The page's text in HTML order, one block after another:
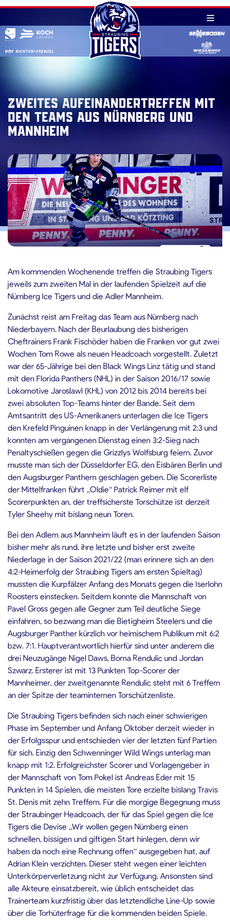
Skip
content
Zweites Aufeinandertreffen mit
den Teams aus Nürnberg und
Mannheim
Am kommenden Wochenende treffen die Straubing Tigers
jeweils zum zweiten Mal in der laufenden Spielzeit auf die
Nürnberg Ice Tigers und die Adler Mannheim.
Zunächst reist am Freitag das Team aus Nürnberg nach
Niederbayern. Nach der Beurlaubung des bisherigen
Cheftrainers Frank Fischöder haben die Franken vor gut zwei
Wochen Tom Rowe als neuen Headcoach vorgestellt. Zuletzt
war der 65-Jährige bei den Black Wings Linz tätig und stand
mit den Florida Panthers (NHL) in der Saison 2016/17 sowie
Lokomotive Jaroslawl (KHL) von 2012 bis 2014 bereits bei
zwei absoluten Top-Teams hinter der Bande. Seit dem
Amtsantritt des US-Amerikaners unterlagen die Ice Tigers
den Krefeld Pinguinen knapp in der Verlängerung mit 2:3 und
konnten am vergangenen Dienstag einen 3:2-Sieg nach
Penaltyschießen gegen die Grizzlys Wolfsburg feiern. Zuvor
musste man sich der Düsseldorfer EG, den Eisbären Berlin und
den Augsburger Panthern geschlagen geben. Die Scorerliste
der Mittelfranken führt „Oldie“ Patrick Reimer mit elf
Scorerpunkten an, der treffsicherste Torschütze ist derzeit
Tyler Sheehy mit bislang neun Toren.
Bei den Adlern aus Mannheim läuft es in der laufenden Saison
bisher mehr als rund, ihre letzte und bisher erst zweite
Niederlage in der Saison 2021/22 (man erinnere sich an den
4:2-Heimerfolg der Straubing Tigers am ersten Spieltag)
mussten die Kurpfälzer Anfang des Monats gegen die Iserlohn
Roosters einstecken. Seitdem konnte die Mannschaft von
Pavel Gross gegen alle Gegner zum Teil deutliche Siege
einfahren, so bezwang man die Bietigheim Steelers und die
Augsburger Panther kürzlich vor heimischem Publikum mit 6:2
bzw. 7:1. Hauptverantwortlich hierfür sind unter anderem die
drei Neuzugänge Nigel Daws, Borna Rendulic und Jordan
Szwarz. Ersterer ist mit 13 Punkten Top-Scorer der
Mannheimer, der zweitgenannte Rendulic steht mit 6 Treffern
an der Spitze der teaminternen Torschützenliste.
Die Straubing Tigers befinden sich nach einer schwierigen
Phase im September und Anfang Oktober derzeit wieder in
der Erfolgsspur und entschieden vier der letzten fünf Partien
für sich. Einzig den Schwenninger Wild Wings unterlag man
knapp mit 1:2. Erfolgreichster Scorer und Vorlagengeber in
der Mannschaft von Tom Pokel ist Andreas Eder mit 15
Punkten in 14 Spielen, die meisten Tore erzielte bislang Travis
St. Denis mit zehn Treffern. Für die morgige Begegnung muss
der Straubinger Headcoach, der für das Spiel gegen die Ice
Tigers die Devise „Wir wollen gegen Nürnberg einen
schnellen, bissigen und giftigen Start hinlegen, denn wir
haben da noch eine Rechnung offen“ ausgegeben hat, auf
Adrian Klein verzichten. Dieser steht wegen einer leichten
Unterkörperverletzung nicht zur Verfügung. Ansonsten sind
alle Akteure einsatzbereit, wie üblich entscheidet das
Trainerteam kurzfristig über das letztendliche Line-Up sowie
über die Torhüterfrage für die kommenden beiden Spiele.